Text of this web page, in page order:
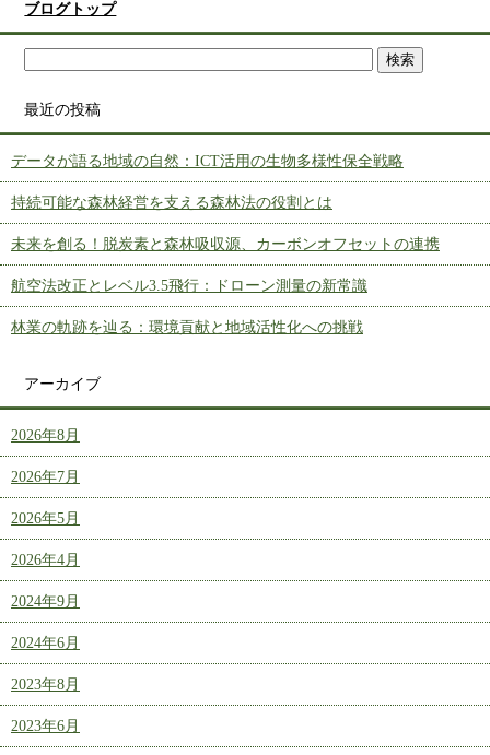
ブログトップ
最近の投稿
データが語る地域の自然：ICT活用の生物多様性保全戦略
持続可能な森林経営を支える森林法の役割とは
未来を創る！脱炭素と森林吸収源、カーボンオフセットの連携
航空法改正とレベル3.5飛行：ドローン測量の新常識
林業の軌跡を辿る：環境貢献と地域活性化への挑戦
アーカイブ
2026年8月
2026年7月
2026年5月
2026年4月
2024年9月
2024年6月
2023年8月
2023年6月